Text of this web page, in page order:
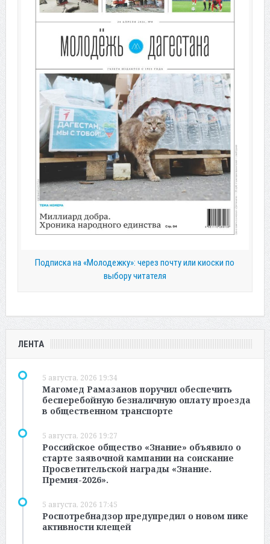
Подписка на «Молодежку»: через почту или киоски по
выбору читателя
ЛЕНТА
5 августа, 2026 19:34
Магомед Рамазанов поручил обеспечить
бесперебойную безналичную оплату проезда
в общественном транспорте
5 августа, 2026 19:27
Российское общество «Знание» объявило о
старте заявочной кампании на соискание
Просветительской награды «Знание.
Премия-2026».
5 августа, 2026 17:45
Роспотребнадзор предупредил о новом пике
активности клещей